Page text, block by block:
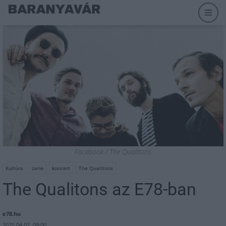
Facebook / The Qualitons
Kultúra zene koncert The Qualitons
The Qualitons az E78-ban
e78.hu